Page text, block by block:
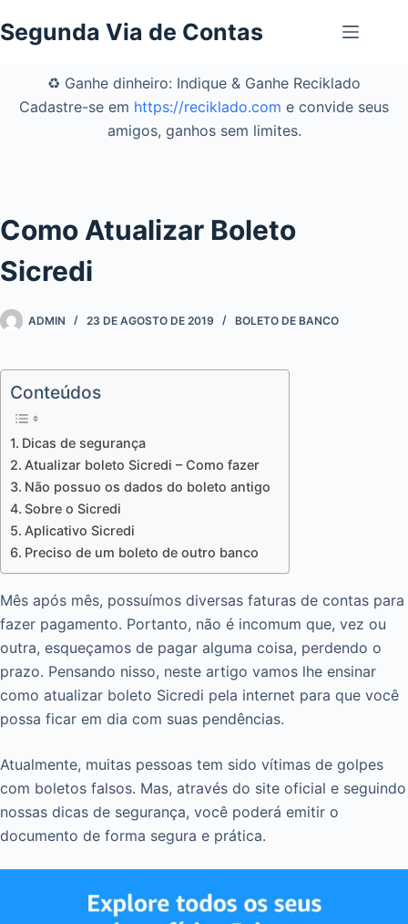
para
conteúdo
Segunda Via de Contas
♻️ Ganhe dinheiro: Indique & Ganhe Reciklado
Cadastre-se em https://reciklado.com e convide seus
amigos, ganhos sem limites.
Como Atualizar Boleto
Sicredi
ADMIN 23 DE AGOSTO DE 2019 BOLETO DE BANCO
Conteúdos
Dicas de segurança
Atualizar boleto Sicredi – Como fazer
Não possuo os dados do boleto antigo
Sobre o Sicredi
Aplicativo Sicredi
Preciso de um boleto de outro banco
Mês após mês, possuímos diversas faturas de contas para
fazer pagamento. Portanto, não é incomum que, vez ou
outra, esqueçamos de pagar alguma coisa, perdendo o
prazo. Pensando nisso, neste artigo vamos lhe ensinar
como atualizar boleto Sicredi pela internet para que você
possa ficar em dia com suas pendências.
Atualmente, muitas pessoas tem sido vítimas de golpes
com boletos falsos. Mas, através do site oficial e seguindo
nossas dicas de segurança, você poderá emitir o
documento de forma segura e prática.